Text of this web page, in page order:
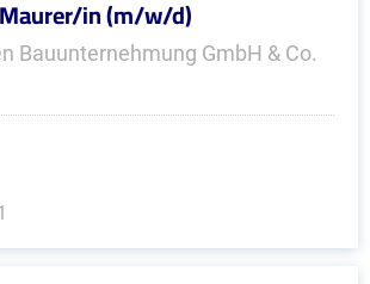
in (m/w/d)
Bauunternehmung GmbH & Co.